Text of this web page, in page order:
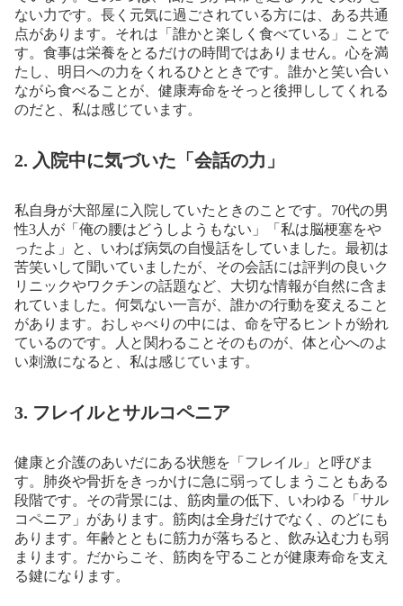
ない力です。長く元気に過ごされている方には、ある共通
点があります。それは「誰かと楽しく食べている」ことで
す。食事は栄養をとるだけの時間ではありません。心を満
たし、明日への力をくれるひとときです。誰かと笑い合い
ながら食べることが、健康寿命をそっと後押ししてくれる
のだと、私は感じています。
2. 入院中に気づいた「会話の力」
私自身が大部屋に入院していたときのことです。70代の男
性3人が「俺の腰はどうしようもない」「私は脳梗塞をや
ったよ」と、いわば病気の自慢話をしていました。最初は
苦笑いして聞いていましたが、その会話には評判の良いク
リニックやワクチンの話題など、大切な情報が自然に含ま
れていました。何気ない一言が、誰かの行動を変えること
があります。おしゃべりの中には、命を守るヒントが紛れ
ているのです。人と関わることそのものが、体と心へのよ
い刺激になると、私は感じています。
3. フレイルとサルコペニア
健康と介護のあいだにある状態を「フレイル」と呼びま
す。肺炎や骨折をきっかけに急に弱ってしまうこともある
段階です。その背景には、筋肉量の低下、いわゆる「サル
コペニア」があります。筋肉は全身だけでなく、のどにも
あります。年齢とともに筋力が落ちると、飲み込む力も弱
まります。だからこそ、筋肉を守ることが健康寿命を支え
る鍵になります。